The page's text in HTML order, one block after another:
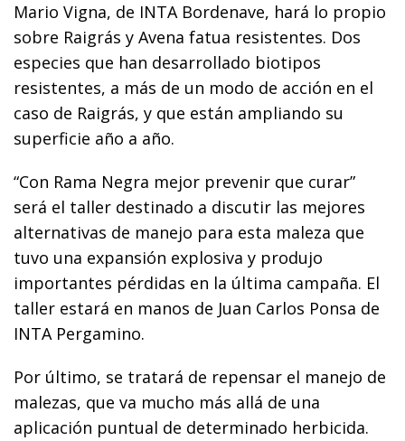
Mario Vigna, de INTA Bordenave, hará lo propio
sobre Raigrás y Avena fatua resistentes. Dos
especies que han desarrollado biotipos
resistentes, a más de un modo de acción en el
caso de Raigrás, y que están ampliando su
superficie año a año.
“Con Rama Negra mejor prevenir que curar”
será el taller destinado a discutir las mejores
alternativas de manejo para esta maleza que
tuvo una expansión explosiva y produjo
importantes pérdidas en la última campaña. El
taller estará en manos de Juan Carlos Ponsa de
INTA Pergamino.
Por último, se tratará de repensar el manejo de
malezas, que va mucho más allá de una
aplicación puntual de determinado herbicida.